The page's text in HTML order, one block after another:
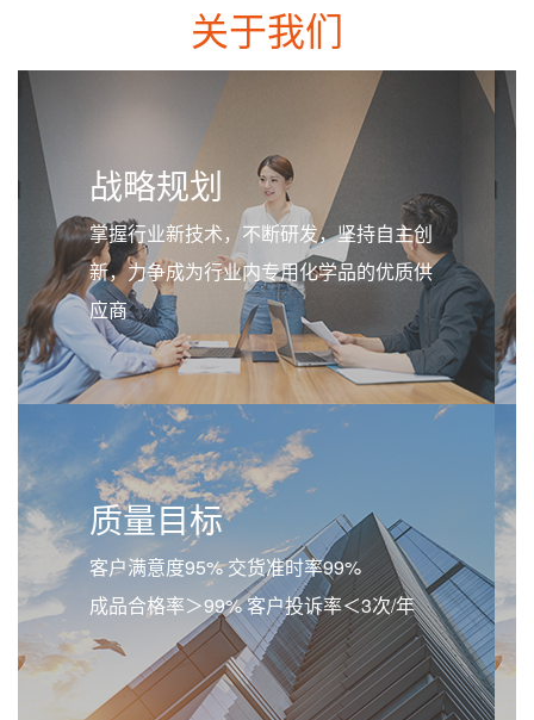
关于我们
战略规划
掌握行业新技术，不断研发，坚持自主创
新，力争成为行业内专用化学品的优质供
应商
质量目标
客户满意度95% 交货准时率99%
成品合格率＞99% 客户投诉率＜3次/年